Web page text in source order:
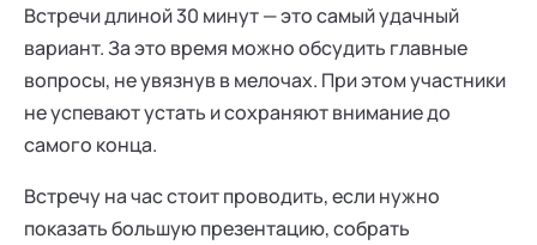
Встречи длиной 30 минут — это самый удачный
вариант. За это время можно обсудить главные
вопросы, не увязнув в мелочах. При этом участники
не успевают устать и сохраняют внимание до
самого конца.
Встречу на час стоит проводить, если нужно
показать большую презентацию, собрать